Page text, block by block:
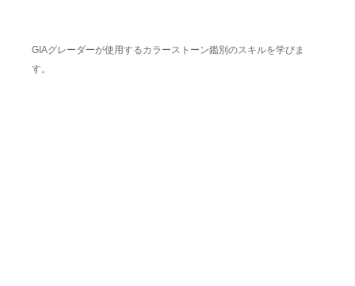
GIAグレーダーが使用するカラーストーン鑑別のスキルを学びま
す。